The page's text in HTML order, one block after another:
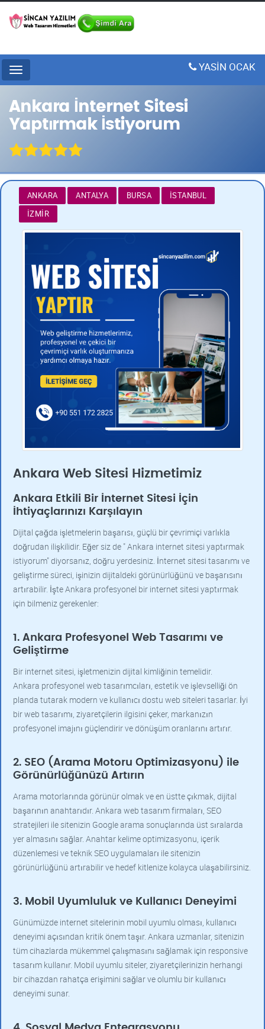
Menu YASİN OCAK
Ankara İnternet Sitesi
Yaptırmak İstiyorum
ANKARA ANTALYA BURSA
İSTANBUL
İZMIR
Ankara Web Sitesi Hizmetimiz
Ankara Etkili Bir İnternet Sitesi İçin
İhtiyaçlarınızı Karşılayın
Dijital çağda işletmelerin başarısı, güçlü bir çevrimiçi varlıkla
doğrudan ilişkilidir. Eğer siz de " Ankara internet sitesi yaptırmak
istiyorum" diyorsanız, doğru yerdesiniz. İnternet sitesi tasarımı ve
geliştirme süreci, işinizin dijitaldeki görünürlüğünü ve başarısını
artırabilir. İşte Ankara profesyonel bir internet sitesi yaptırmak
için bilmeniz gerekenler:
1. Ankara Profesyonel Web Tasarımı ve
Geliştirme
Bir internet sitesi, işletmenizin dijital kimliğinin temelidir.
Ankara profesyonel web tasarımcıları, estetik ve işlevselliği ön
planda tutarak modern ve kullanıcı dostu web siteleri tasarlar. İyi
bir web tasarımı, ziyaretçilerin ilgisini çeker, markanızın
profesyonel imajını güçlendirir ve dönüşüm oranlarını artırır.
2. SEO (Arama Motoru Optimizasyonu) ile
Görünürlüğünüzü Artırın
Arama motorlarında görünür olmak ve en üstte çıkmak, dijital
başarının anahtarıdır. Ankara web tasarım firmaları, SEO
stratejileri ile sitenizin Google arama sonuçlarında üst sıralarda
yer almasını sağlar. Anahtar kelime optimizasyonu, içerik
düzenlemesi ve teknik SEO uygulamaları ile sitenizin
görünürlüğünü artırabilir ve hedef kitlenize kolayca ulaşabilirsiniz.
3. Mobil Uyumluluk ve Kullanıcı Deneyimi
Günümüzde internet sitelerinin mobil uyumlu olması, kullanıcı
deneyimi açısından kritik önem taşır. Ankara uzmanlar, sitenizin
tüm cihazlarda mükemmel çalışmasını sağlamak için responsive
tasarım kullanır. Mobil uyumlu siteler, ziyaretçilerinizin herhangi
bir cihazdan rahatça erişimini sağlar ve olumlu bir kullanıcı
deneyimi sunar.